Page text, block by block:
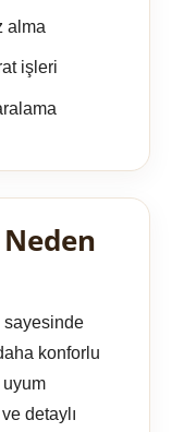
alma
işleri
sayesinde
konforlu
uyum
detaylı